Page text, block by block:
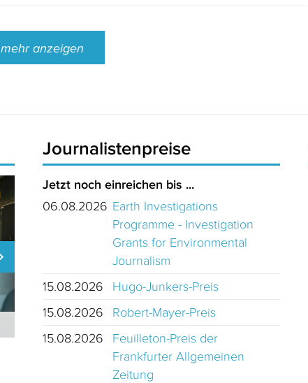
mehr anzeigen
Journalistenpreise
Jetzt noch einreichen bis ...
06.08.2026 Earth Investigations
Programme - Investigation
Grants for Environmental
Journalism
15.08.2026
Hugo-Junkers-Preis
15.08.2026
Robert-Mayer-Preis
15.08.2026
Feuilleton-Preis der
Frankfurter Allgemeinen
Zeitung